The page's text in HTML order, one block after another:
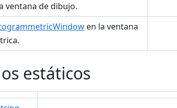
ventana de dibujo.
en la ventana
estáticos